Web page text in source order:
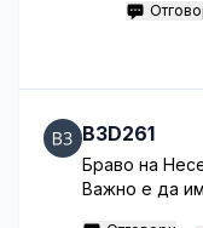
B3D261
Браво на
Важно е да